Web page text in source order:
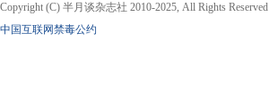
Copyright (C) 半月谈杂志社 2010-2025, All Rights Reserved
中国互联网禁毒公约